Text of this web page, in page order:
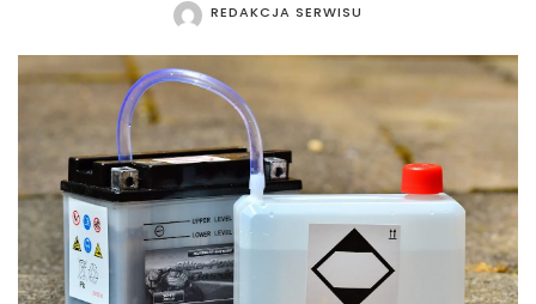
POSTED
REDAKCJA SERWISU